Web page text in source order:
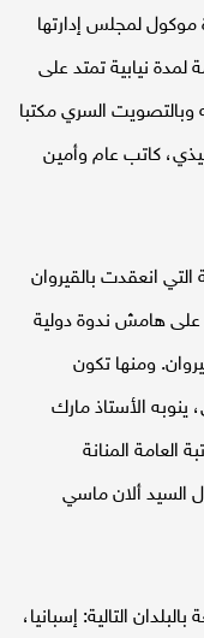
موكول لمجلس إدارتها
لمدة نيابية تمتد على
السري مكتبا
كاتب عام وأمين
التي انعقدت بالقيروان
(الجمهورية التونسية) بتاريخ 11 أفريل 2019 على هامش ندوة دولية
ومنها تكون
ينوبه الأستاذ مارك
والكاتبة العامة المنانة
السيد ألان ماسي
التالية: إسبانيا،